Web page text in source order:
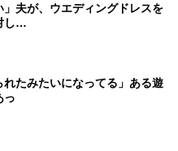
」夫が、ウエディングドレスを
し…
れたみたいになってる」ある遊
っ